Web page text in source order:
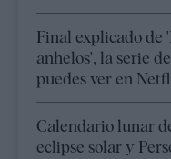
Final explicado de
anhelos', la serie
puedes ver en
Calendario lunar
eclipse solar y